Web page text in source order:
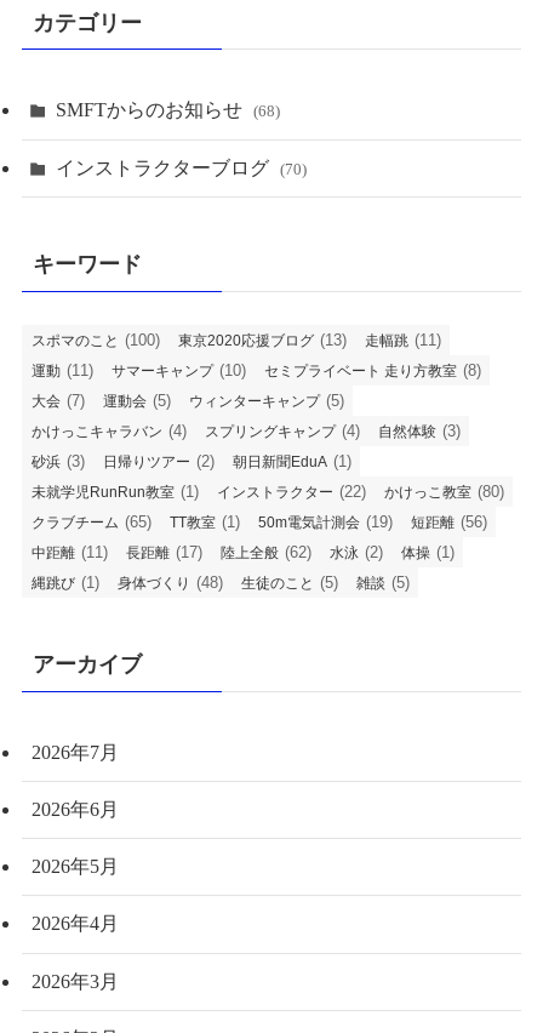
カテゴリー
SMFTからのお知らせ (68)
インストラクターブログ (70)
キーワード
スポマのこと (100) 東京2020応援ブログ (13) 走幅跳 (11)
運動 (11) サマーキャンプ(10) セミプライベート 走り方教室 (8)
大会 (7) 運動会 (5) ウィンターキャンプ(5)
かけっこキャラバン (4) スプリングキャンプ(4) 自然体験 (3)
砂浜 (3) 日帰りツアー (2) 朝日新聞EduA (1)
未就学児RunRun教室 (1) インストラクター (22) かけっこ教室 (80)
クラブチーム (65) TT教室 (1) 50m電気計測会 (19) 短距離 (56)
中距離 (11) 長距離 (17) 陸上全般 (62) 水泳 (2) 体操 (1)
縄跳び (1) 身体づくり (48) 生徒のこと (5) 雑談 (5)
アーカイブ
2026年7月
2026年6月
2026年5月
2026年4月
2026年3月